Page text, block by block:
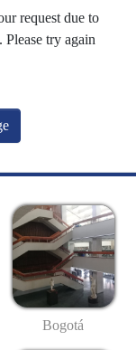
request due to
try again
Bogotá